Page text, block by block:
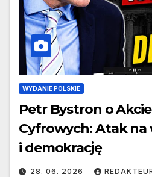
WYDANIE POLSKIE
Petr Bystron o
Cyfrowych: Atak na
i demokrację
28. 06. 2026